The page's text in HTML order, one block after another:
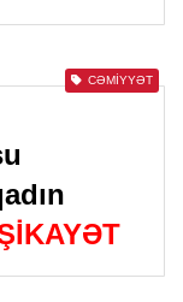
CƏMIYYƏT